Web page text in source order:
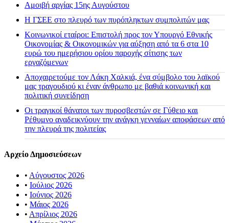
Αμοιβή αργίας 15ης Αυγούστου
H ΓΣΕΕ στο πλευρό των πυρόπληκτων συμπολιτών μας
Κοινωνικοί εταίροι: Επιστολή προς τον Υπουργό Εθνικής
Οικονομίας & Οικονομικών για αύξηση από τα 6 στα 10
ευρώ του ημερήσιου ορίου παροχής σίτισης των
εργαζόμενων
Αποχαιρετούμε τον Λάκη Χαλκιά, ένα σύμβολο του λαϊκού
μας τραγουδιού κι έναν άνθρωπο με βαθιά κοινωνική και
πολιτική συνείδηση
Οι τραγικοί θάνατοι των πυροσβεστών σε Γύθειο και
Ρέθυμνο αναδεικνύουν την ανάγκη γενναίων αποφάσεων από
την πλευρά της πολιτείας
Αρχείο Δημοσιεύσεων
• Αύγουστος 2026
• Ιούλιος 2026
• Ιούνιος 2026
• Μάιος 2026
• Απρίλιος 2026